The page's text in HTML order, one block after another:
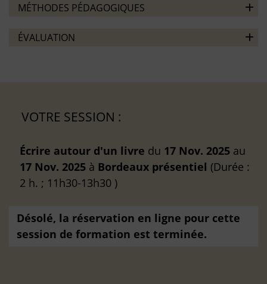
MÉTHODES PÉDAGOGIQUES
ÉVALUATION
VOTRE SESSION :
Écrire autour d'un livre du 17 Nov. 2025 au
17 Nov. 2025 à Bordeaux présentiel (Durée :
2 h. ; 11h30-13h30 )
Désolé, la réservation en ligne pour cette
session de formation est terminée.